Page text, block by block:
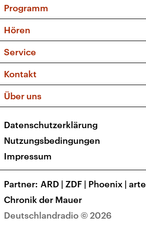
Programm
Sendungen und Podcasts
Musikliste
Kakadu – Das Kinderprogramm
Hören
Frequenzen (UKW + DAB+)
Service
FAQ
Apps
Newsletter
Kontakt
Social Media
Über uns
Presse
Karriere
Transparenz
Deutschlandradio © 2026
Datenschutzerklärung
Nutzungsbedingungen
Impressum
Partner ARD | ZDF | Phoenix | arte
Chronik der Mauer